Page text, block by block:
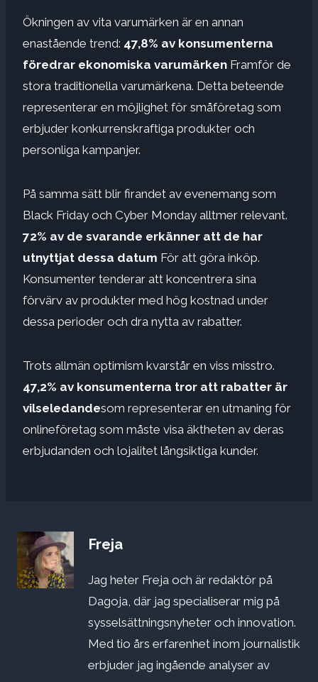
Ökningen av vita varumärken är en annan
enastående trend: 47,8% av konsumenterna
föredrar ekonomiska varumärken Framför de
stora traditionella varumärkena. Detta beteende
representerar en möjlighet för småföretag som
erbjuder konkurrenskraftiga produkter och
personliga kampanjer.
På samma sätt blir firandet av evenemang som
Black Friday och Cyber ​​Monday alltmer relevant.
72% av de svarande erkänner att de har
utnyttjat dessa datum För att göra inköp.
Konsumenter tenderar att koncentrera sina
förvärv av produkter med hög kostnad under
dessa perioder och dra nytta av rabatter.
Trots allmän optimism kvarstår en viss misstro.
47,2% av konsumenterna tror att rabatter är
vilseledandesom representerar en utmaning för
onlineföretag som måste visa äktheten av deras
erbjudanden och lojalitet långsiktiga kunder.
Freja
Jag heter Freja och är redaktör på
Dagoja, där jag specialiserar mig på
sysselsättningsnyheter och innovation.
Med tio års erfarenhet inom journalistik
erbjuder jag ingående analyser av